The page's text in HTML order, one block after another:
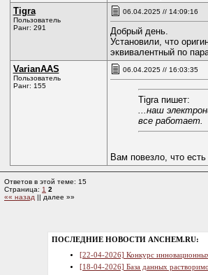
Tigra
Пользователь
Ранг: 291
06.04.2025 // 14:09:16
Добрый день.
Установили, что
эквивалентный по
VarianAAS
Пользователь
Ранг: 155
06.04.2025 // 16:03:35
Tigra пишет:
...наш
все работает.
Вам повезло, что
Ответов в этой теме: 15
Страница: 1 2
«« назад || далее »»
ПОСЛЕДНИЕ НОВОСТИ ANCHEM.RU:
[22-04-2026] Конкурс
[18-04-2026] База данных